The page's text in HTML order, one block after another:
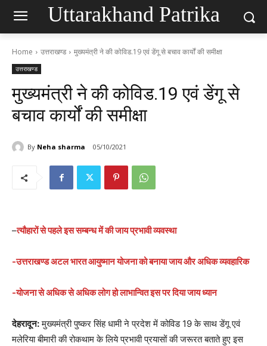
Uttarakhand Patrika
Home उत्तराखण्ड मुख्यमंत्री ने की कोविड.19 एवं डेंगू से बचाव कार्यों की समीक्षा
उत्तराखण्ड
मुख्यमंत्री ने की कोविड.19 एवं डेंगू से
बचाव कार्यों की समीक्षा
By Neha sharma 05/10/2021
–त्यौहारों से पहले इस सम्बन्ध में की जाय प्रभावी व्यवस्था
-उत्तराखण्ड अटल भारत आयुष्मान योजना को बनाया जाय और अधिक व्यवहारिक
-योजना से अधिक से अधिक लोग हो लाभान्वित इस पर दिया जाय ध्यान
देहरादून:मुख्यमंत्री पुष्कर सिंह धामी ने प्रदेश में कोविड 19 के साथ डेंगू एवं
मलेरिया बीमारी की रोकथाम के लिये प्रभावी प्रयासों की जरूरत बताते हुए इस